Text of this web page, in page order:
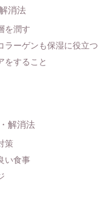
消法
を潤す
ラーゲンも保湿に役立つ
をすること
解消法
策
い食事